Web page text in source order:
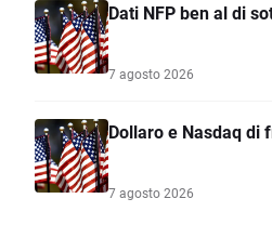
Dati NFP ben al di
7 agosto 2026
Dollaro e Nasdaq di
7 agosto 2026